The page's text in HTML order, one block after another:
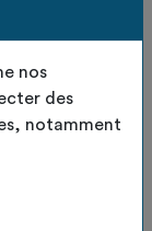
nos
des
notamment